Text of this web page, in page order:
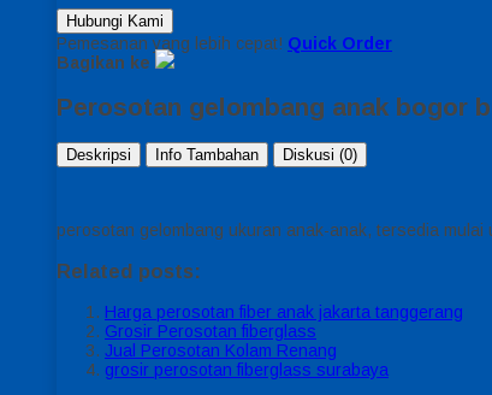
Hubungi Kami
Pemesanan yang lebih cepat! Quick Order
Bagikan ke
Perosotan gelombang anak bogor
Deskripsi Info Tambahan Diskusi (0)
perosotan gelombang ukuran anak-anak, tersedia
Related posts:
Harga perosotan fiber anak jakarta tanggerang
Grosir Perosotan fiberglass
Jual Perosotan Kolam Renang
grosir perosotan fiberglass surabaya